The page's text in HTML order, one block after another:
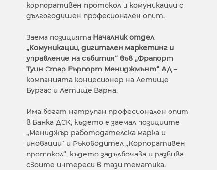
корпоративен протокол и комуникации с
дългогодишен професионален опит.
Заема позицията Началник отдел
„Комуникации, дигитален маркетинг и
управление на събития“ във „Фрапорт
Туин Стар Еърпорт Мениджмънт“ АД–
компанията концесионер на Летище
Бургас и Летище Варна.
Има богат натрупан професионален опит
в Банка ДСК, където е заемал позициите
„Мениджър работодателска марка и
иновации“ и Ръководител „Корпоративен
протокол“, където задълбочава и развива
своите интереси в тази тематика.